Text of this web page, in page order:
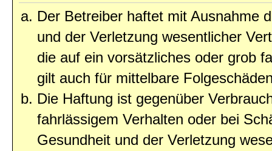
Der Betreiber haftet mit Ausnahme
und der Verletzung wesentlicher
die auf ein vorsätzliches oder grob
gilt auch für mittelbare
Die Haftung ist gegenüber
fahrlässigem Verhalten oder bei
Gesundheit und der Verletzung